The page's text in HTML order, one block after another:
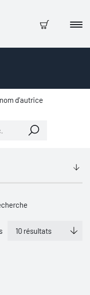
Panier
d'autrice